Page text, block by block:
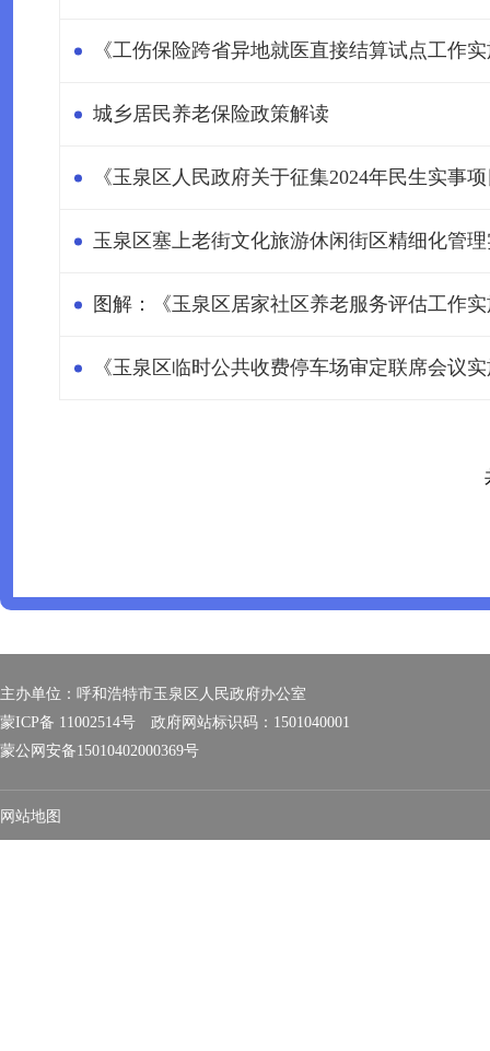
《工伤保险跨省异地就医直接结算试点工作
城乡居民养老保险政策解读
《玉泉区人民政府关于征集2024年民生实事
玉泉区塞上老街文化旅游休闲街区精细化管
图解：《玉泉区居家社区养老服务评估工作
《玉泉区临时公共收费停车场审定联席会议
主办单位：呼和浩特市玉泉区人民政府办公室
蒙ICP备 11002514号 政府网站标识码：1501040001
蒙公网安备15010402000369号
网站地图